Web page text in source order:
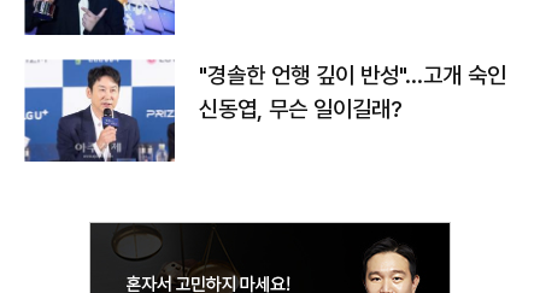
"경솔한 언행 깊이 반성"…고개 숙인
신동엽, 무슨 일이길래?